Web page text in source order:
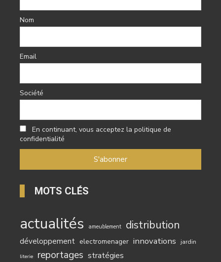
Nom
Email
Société
En continuant, vous acceptez la politique de
confidentialité
MOTS CLÉS
actualités ameublement distribution
développement electromenager innovations jardin
literie reportages stratégies